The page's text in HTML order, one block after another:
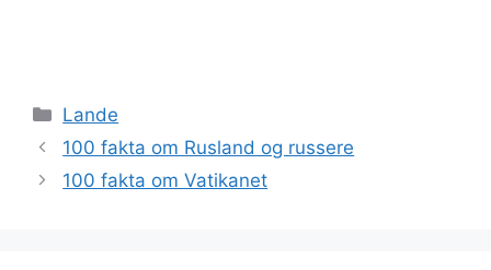
Kategorier
Lande
100 fakta om Rusland og russere
100 fakta om Vatikanet